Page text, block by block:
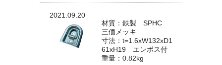
2021.09.20
材質：鉄製 SPHC
三価メッキ
寸法：t=1.6xW132xD1
61xH19 エンボス付
重量：0.82kg